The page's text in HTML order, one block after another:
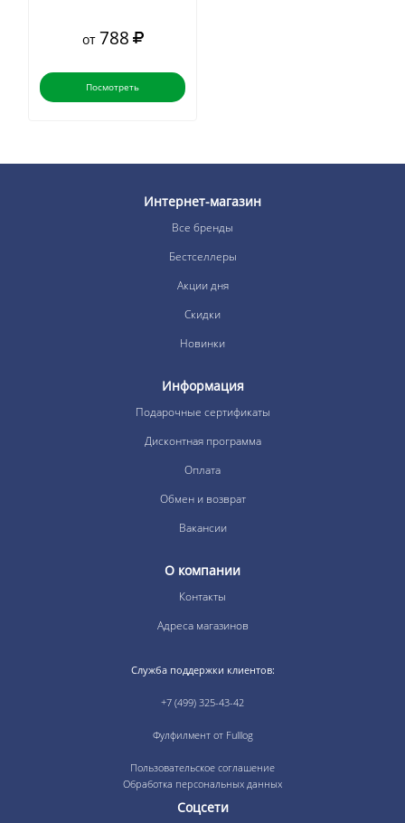
от 788
Посмотреть
Интернет-магазин
Все бренды
Бестселлеры
Акции дня
Скидки
Новинки
Информация
Подарочные сертификаты
Дисконтная программа
Оплата
Обмен и возврат
Вакансии
О компании
Контакты
Адреса магазинов
Служба поддержки клиентов:
+7 (499) 325-43-42
Фулфилмент от Fulllog
Пользовательское соглашение
Обработка персональных данных
Соцсети